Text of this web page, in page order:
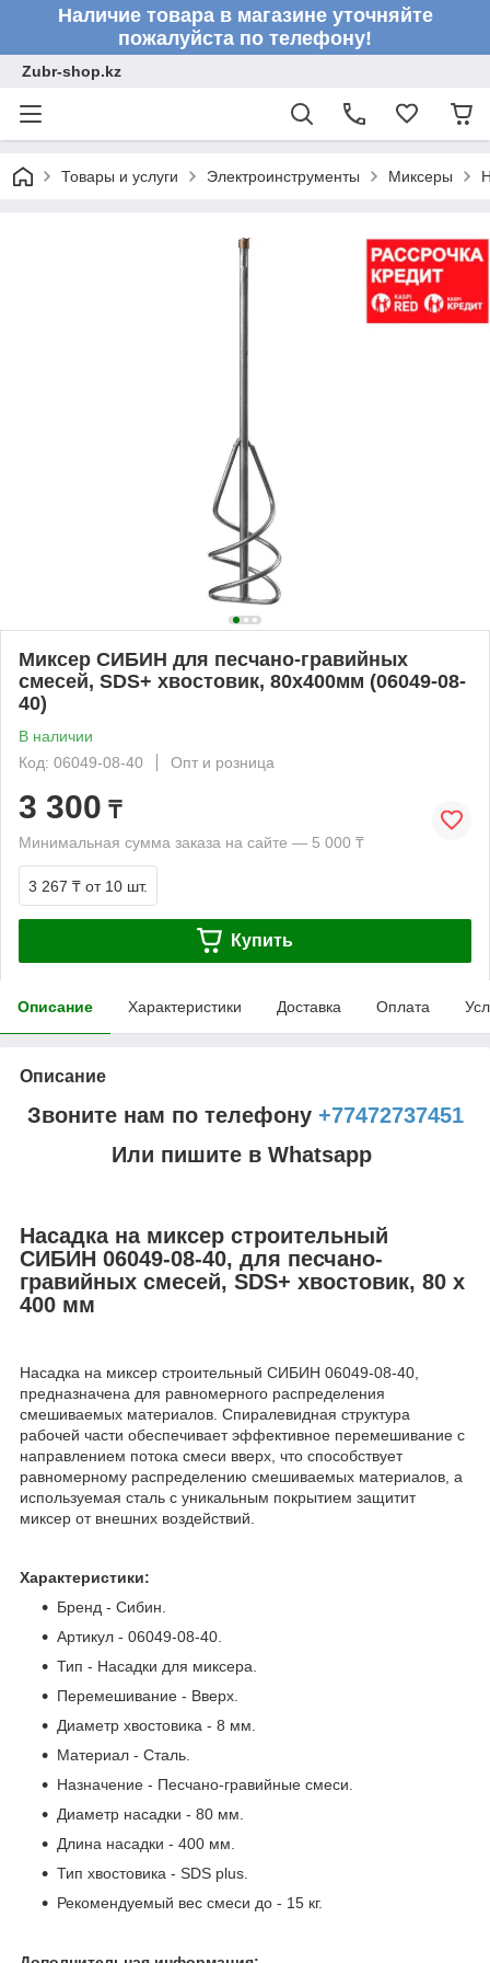
Наличие товара в магазине уточняйте
пожалуйста по телефону!
Zubr-shop.kz
Товары и услуги Электроинструменты Миксеры
Миксер СИБИН для песчано-гравийных
смесей, SDS+ хвостовик, 80х400мм (06049-08-
40)
В наличии
Код: 06049-08-40
Опт и розница
3 300 ₸
Минимальная сумма заказа на сайте — 5 000 ₸
3 267 ₸ от 10 шт.
Купить
Описание Характеристики Доставка Оплата
Описание
Звоните нам по телефону +77472737451
Или пишите в Whatsapp
Насадка на миксер строительный
СИБИН 06049-08-40, для песчано-
гравийных смесей, SDS+ хвостовик, 80 х
400 мм
Насадка на миксер строительный СИБИН 06049-08-40,
предназначена для равномерного распределения
смешиваемых материалов. Спиралевидная структура
рабочей части обеспечивает эффективное перемешивание с
направлением потока смеси вверх, что способствует
равномерному распределению смешиваемых материалов, а
используемая сталь с уникальным покрытием защитит
миксер от внешних воздействий.
Характеристики:
Бренд - Сибин.
Артикул - 06049-08-40.
Тип - Насадки для миксера.
Перемешивание - Вверх.
Диаметр хвостовика - 8 мм.
Материал - Сталь.
Назначение - Песчано-гравийные смеси.
Диаметр насадки - 80 мм.
Длина насадки - 400 мм.
Тип хвостовика - SDS plus.
Рекомендуемый вес смеси до - 15 кг.